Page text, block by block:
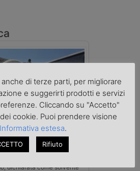
per solvente
Padova
del Comando Provinciale
sottoposto a sequestro
dichiarata come solvente
di terze parti, per migliorare
e suggerirti prodotti e servizi
Cliccando su "Accetto"
cookie. Puoi prendere visione
Informativa estesa.
Rifiuto